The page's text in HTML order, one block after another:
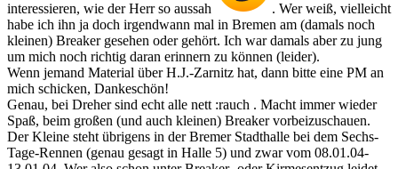
interessieren, wie der Herr so aussah
. Wer weiß, vielleicht
habe ich ihn ja doch irgendwann mal in Bremen am (damals noch
kleinen) Breaker gesehen oder gehört. Ich war damals aber zu jung
um mich noch richtig daran erinnern zu können (leider).
Wenn jemand Material über H.J.-Zarnitz hat, dann bitte eine PM an
mich schicken, Dankeschön!
Genau, bei Dreher sind echt alle nett :rauch . Macht immer wieder
Spaß, beim großen (und auch kleinen) Breaker vorbeizuschauen.
Der Kleine steht übrigens in der Bremer Stadthalle bei dem Sechs-
Tage-Rennen (genau gesagt in Halle 5) und zwar vom 08.01.04-